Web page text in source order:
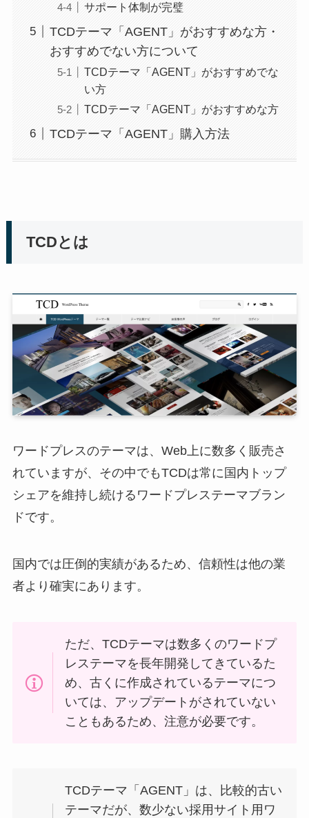
サポート体制が完璧
TCDテーマ「AGENT」がおすすめな方・
おすすめでない方について
TCDテーマ「AGENT」がおすすめでな
い方
TCDテーマ「AGENT」がおすすめな方
TCDテーマ「AGENT」購入方法
TCDとは
ワードプレスのテーマは、Web上に数多く販売さ
れていますが、その中でもTCDは常に国内トップ
シェアを維持し続けるワードプレステーマブラン
ドです。
国内では圧倒的実績があるため、信頼性は他の業
者より確実にあります。
ただ、TCDテーマは数多くのワードプ
レステーマを長年開発してきているた
め、古くに作成されているテーマにつ
いては、アップデートがされていない
こともあるため、注意が必要です。
TCDテーマ「AGENT」は、比較的古い
テーマだが、数少ない採用サイト用ワ